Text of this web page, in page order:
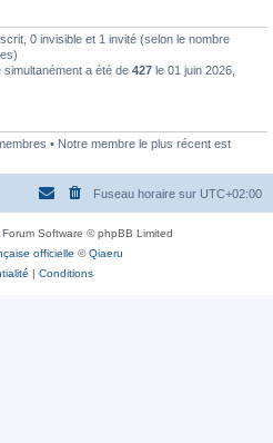
0 invisible et 1 invité (selon le nombre
simultanément a été de 427 le 01 juin 2026,
• Notre membre le plus récent est
Fuseau horaire sur UTC+02:00
Software © phpBB Limited
officielle ©Qiaeru
| Conditions